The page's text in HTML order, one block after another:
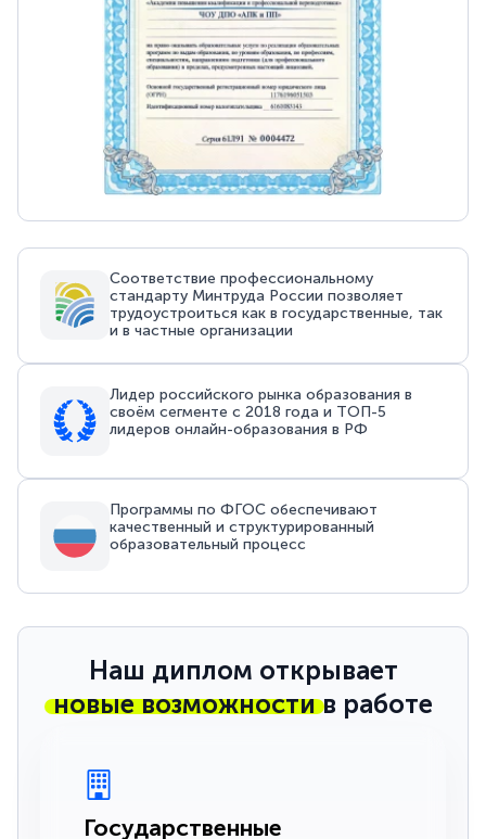
Соответствие профессиональному
стандарту Минтруда России позволяет
трудоустроиться как в государственные, так
и в частные организации
Лидер российского рынка образования в
своём сегменте с 2018 года и ТОП-5
лидеров онлайн-образования в РФ
Программы по ФГОС обеспечивают
качественный и структурированный
образовательный процесс
Наш диплом открывает
новые возможностив работе
Государственные